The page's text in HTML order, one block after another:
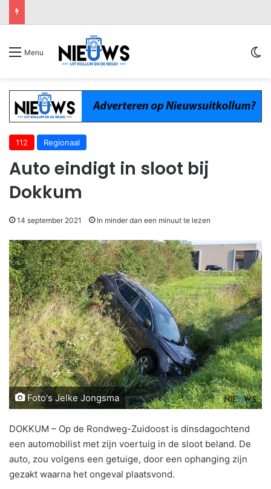
Menu
112 Regionaal
Auto eindigt in sloot bij
Dokkum
14 september 2021 In minder dan een minuut te lezen
Foto's Jelke Jongsma
DOKKUM – Op de Rondweg-Zuidoost is dinsdagochtend
een automobilist met zijn voertuig in de sloot beland. De
auto, zou volgens een getuige, door een ophanging zijn
gezakt waarna het ongeval plaatsvond.